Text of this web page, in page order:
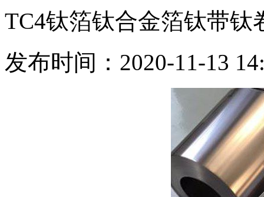
TC4钛箔钛合金箔钛带钛
发布时间：2020-11-13